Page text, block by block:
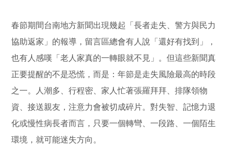
春節期間台南地方新聞出現幾起「長者走失、警方與民力
協助返家」的報導，留言區總會有人說「還好有找到」，
也有人感嘆「老人家真的一轉眼就不見」。但這些新聞真
正要提醒的不是恐慌，而是：年節是走失風險最高的時段
之一。人潮多、行程密、家人忙著張羅拜拜、排隊領物
資、接送親友，注意力會被切成碎片。對失智、記憶力退
化或慢性病長者而言，只要一個轉彎、一段路、一個陌生
環境，就可能迷失方向。